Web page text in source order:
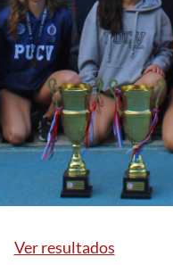
Ver resultados